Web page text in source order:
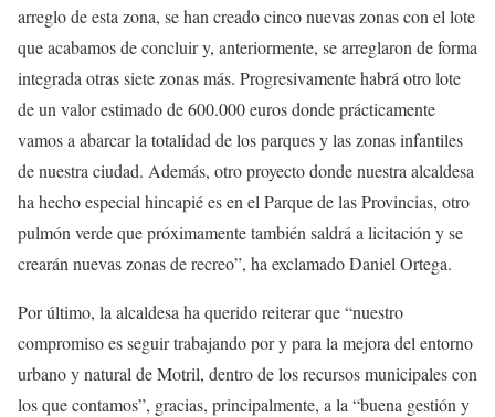
arreglo de esta zona, se han creado cinco nuevas zonas con el lote
que acabamos de concluir y, anteriormente, se arreglaron de forma
integrada otras siete zonas más. Progresivamente habrá otro lote
de un valor estimado de 600.000 euros donde prácticamente
vamos a abarcar la totalidad de los parques y las zonas infantiles
de nuestra ciudad. Además, otro proyecto donde nuestra alcaldesa
ha hecho especial hincapié es en el Parque de las Provincias, otro
pulmón verde que próximamente también saldrá a licitación y se
crearán nuevas zonas de recreo”, ha exclamado Daniel Ortega.
Por último, la alcaldesa ha querido reiterar que “nuestro
compromiso es seguir trabajando por y para la mejora del entorno
urbano y natural de Motril, dentro de los recursos municipales con
los que contamos”, gracias, principalmente, a la “buena gestión y